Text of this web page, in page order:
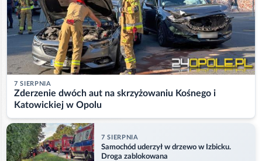
7 SIERPNIA
Zderzenie dwóch aut na skrzyżowaniu Kośnego i
Katowickiej w Opolu
7 SIERPNIA
Samochód uderzył w drzewo w Izbicku.
Droga zablokowana